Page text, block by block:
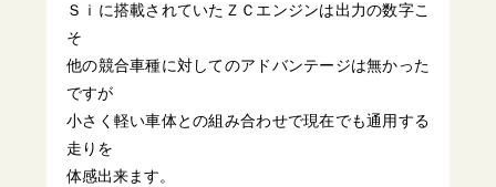
Ｓｉに搭載されていたＺＣエンジンは出力の数字こ
そ
他の競合車種に対してのアドバンテージは無かった
ですが
小さく軽い車体との組み合わせで現在でも通用する
走りを
体感出来ます。